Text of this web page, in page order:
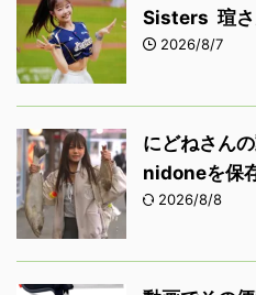
Sisters 瑄さ
2026/8/7
にどねさん
nidoneを保
2026/8/8